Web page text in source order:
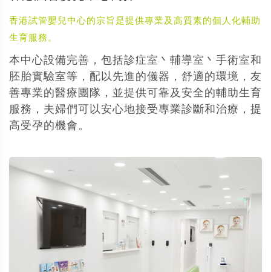
香港試管嬰兒中心的宗旨是提供專業及高質素的個人化輔助
生育服務。
本中心設備完善，包括診症室丶輔導室丶手術室和
胚胎實驗室等，配以先進的儀器，舒適的環境，友
善專業的醫療團隊，並提供可靠及安全的輔助生育
服務，夫婦們可以安心地接受專業診斷和治療，提
高受孕的機會。